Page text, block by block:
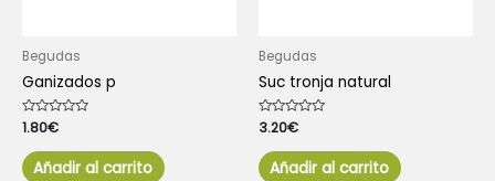
Begudas
Ganizados p
Valorado
con
de
5
1.80€
Añadir al carrito
Begudas
Suc tronja natural
Valorado
con
de
5
3.20€
Añadir al carrito